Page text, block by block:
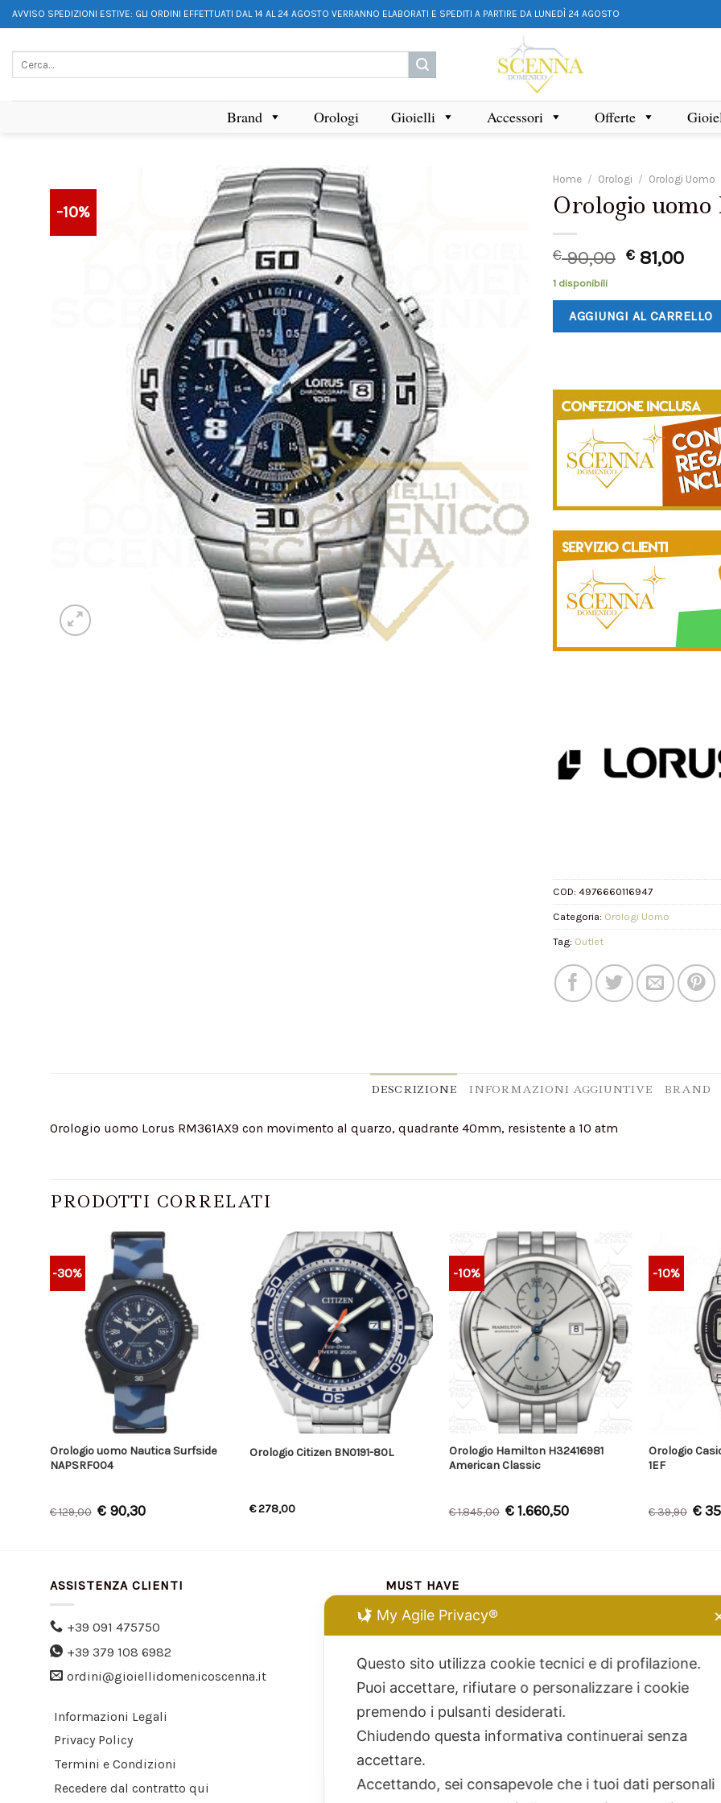
AVVISO SPEDIZIONI ESTIVE: GLI ORDINI EFFETTUATI DAL 14 AL 24 AGOSTO VERRANNO ELABORATI E SPEDITI A PARTIRE DA LUNEDÌ 24 AGOSTO
Brand Orologi Gioielli Accessori Offerte
-10%
Home / Orologi / Orologi Uomo
Orologio
€90,00 € 81,00
1 disponibili
AGGIUNGI AL CARRELLO
COD: 4976660116947
Categoria: Orologi Uomo
Tag: Outlet
DESCRIZIONE INFORMAZIONI AGGIUNTIVE BRAND
Orologio uomo Lorus RM361AX9 con movimento al quarzo, quadrante 40mm, resistente a 10 atm
PRODOTTI CORRELATI
-30%
Orologio uomo Nautica Surfside
NAPSRF004
€129,00 € 90,30
Orologio Citizen BN0191-80L
€278,00
-10%
Orologio Hamilton H32416981
American Classic
€1.845,00 €1.660,50
-10%
Orologio
1EF
€39,90 €
ASSISTENZA CLIENTI
+39 091 475750
+39 379 108 6982
ordini@gioiellidomenicoscenna.it
Informazioni Legali
Privacy Policy
Termini e Condizioni
Recedere dal contratto qui
MUST HAVE
Chiara Ferragni
Dodo Mariani
Breil Tribe
Filodellavita
Bliss
Kidult
Hamilton
My Agile Privacy®
Questo sito utilizza cookie tecnici e di profilazione.
Puoi accettare, rifiutare o personalizzare i cookie
premendo i pulsanti desiderati.
Chiudendo questa informativa continuerai senza
accettare.
Accettando, sei consapevole che i tuoi dati personali